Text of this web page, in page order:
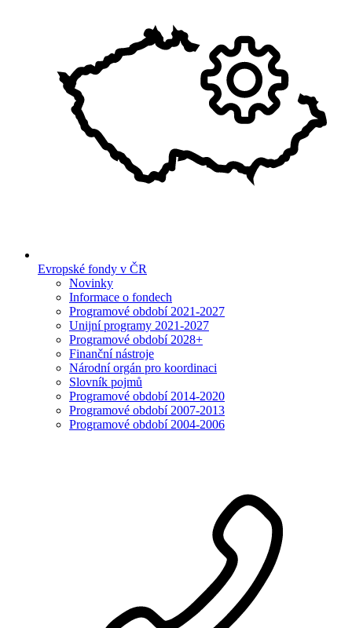
Evropské fondy v ČR
Novinky
Informace o fondech
Programové období 2021-2027
Unijní programy 2021-2027
Programové období 2028+
Finanční nástroje
Národní orgán pro koordinaci
Slovník pojmů
Programové období 2014-2020
Programové období 2007-2013
Programové období 2004-2006